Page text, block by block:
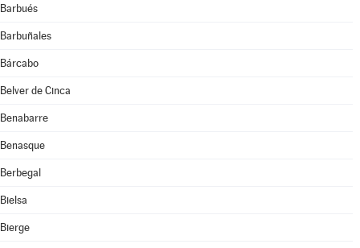
Barbués
Barbuñales
Bárcabo
Belver de Cinca
Benabarre
Benasque
Berbegal
Bielsa
Bierge